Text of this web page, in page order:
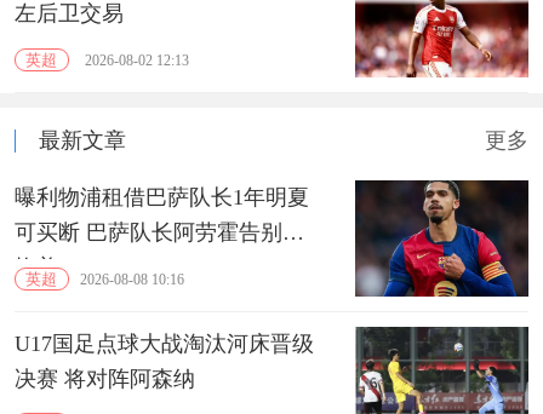
左后卫交易
英超 2026-08-02 12:13
最新文章 更多
曝利物浦租借巴萨队长1年明夏
可买断 巴萨队长阿劳霍告别诺
坎普
英超 2026-08-08 10:16
U17国足点球大战淘汰河床晋级
决赛 将对阵阿森纳